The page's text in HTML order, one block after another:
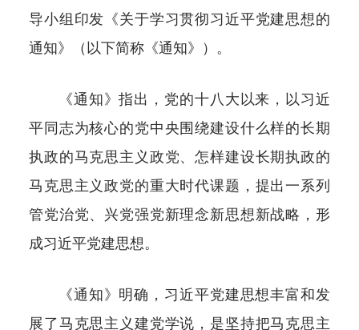
导小组印发《关于学习贯彻习近平党建思想的
通知》（以下简称《通知》）。
《通知》指出，党的十八大以来，以习近
平同志为核心的党中央围绕建设什么样的长期
执政的马克思主义政党、怎样建设长期执政的
马克思主义政党的重大时代课题，提出一系列
管党治党、兴党强党新理念新思想新战略，形
成习近平党建思想。
《通知》明确，习近平党建思想丰富和发
展了马克思主义建党学说，是坚持把马克思主